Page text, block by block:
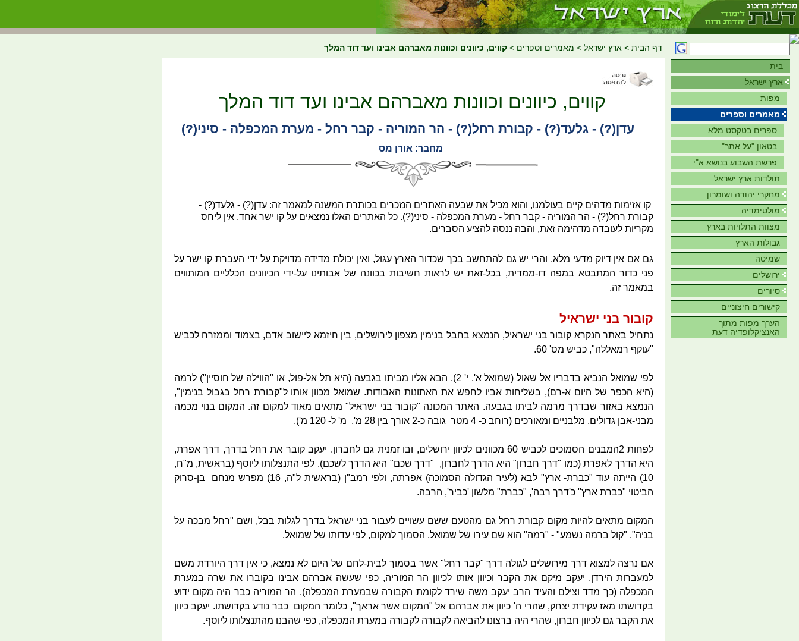
בית
ארץ ישראל
מפות
מאמרים וספרים
ספרים בטקסט מלא
בטאון "על אתר"
פרשת השבוע בנושא א"י
תולדות ארץ ישראל
מחקרי יהודה ושומרון
מולטימדיה
מצוות התלויות בארץ
גבולות הארץ
שמיטה
ירושלים
סיורים
קישורים חיצוניים
הערך מפות מתוך
האנציקלופדיה דעת
דף הבית > ארץ ישראל > מאמרים וספרים > קווים, כיוונים וכוונות מאברהם אבינו ועד דוד המלך
קווים, כיוונים וכוונות מאברהם אבינו ועד דוד המלך
עדן(?) - גלעד(?) - קבורת רחל(?) - הר המוריה - קבר רחל - מערת המכפלה - סיני(?)
מחבר: אורן מס
קו אזימות מדהים קיים בעולמנו, והוא מכיל את שבעה האתרים הנזכרים בכותרת המשנה למאמר זה: עדן(?) - גלעד(?) -
קבורת רחל(?) - הר המוריה - קבר רחל - מערת המכפלה - סיני(?). כל האתרים האלו נמצאים על קו ישר אחד. אין ליחס
מקריות לעובדה מדהימה זאת, והבה ננסה להציע הסברים.
גם אם אין דיוק מדעי מלא, והרי יש גם להתחשב בכך שכדור הארץ עגול, ואין יכולת מדידה מדויקת על ידי העברת קו ישר על
פני כדור המתבטא במפה דו-ממדית, בכל-זאת יש לראות חשיבות בכוונה של אבותינו על-ידי הכיוונים הכלליים המותווים
במאמר זה.
קובור בני ישראיל
נתחיל באתר הנקרא קובור בני ישראיל, הנמצא בחבל בנימין מצפון לירושלים, בין חיזמא ליישוב אדם, בצמוד וממזרח לכביש
"עוקף רמאללה", כביש מס' 60.
לפי שמואל הנביא בדבריו אל שאול (שמואל א', י' 2), הבא אליו מביתו בגבעה (היא תל אל-פול, או "הווילה של חוסיין") לרמה
(היא הכפר של היום א-רם), בשליחות אביו לחפש את האתונות האבודות. שמואל מכוון אותו ל"קבורת רחל בגבול בנימין",
הנמצא באזור שבדרך מרמה לביתו בגבעה. האתר המכונה "קובור בני ישראיל" מתאים מאוד למקום זה. המקום בנוי מכמה
מבני-אבן גדולים, מלבניים ומאורכים (רוחב כ- 4
מטר גובה כ-2 אורך בין 28 מ', מ' ל- 120 מ').
לפחות 2המבנים הסמוכים לכביש 60 מכוונים לכיוון ירושלים, ובו זמנית גם לחברון. יעקב קובר את רחל בדרך, דרך אפרת,
היא הדרך לאפרת (כמו "דרך חברון" היא הדרך לחברון, "דרך שכם" היא הדרך לשכם). לפי התנצלותו ליוסף (בראשית, מ"ח,
10) הייתה עוד "כברת- ארץ" לבא (לעיר הגדולה הסמוכה) אפרתה, ולפי רמב"ן (בראשית ל"ה, 16) מפרש מנחם בן-סרוק
הביטוי "כברת ארץ" כ'דרך רבה', "כברת" מלשון 'כביר', הרבה.
המקום מתאים להיות מקום קבורת רחל גם מהטעם ששם עשויים לעבור בני ישראל בדרך לגלות בבל, ושם "רחל מבכה על
בניה". "קול ברמה נשמע" - "רמה" הוא שם עירו של שמואל, הסמוך למקום, לפי עדותו של שמואל.
אם נרצה למצוא דרך מירושלים לגולה דרך "קבר רחל" אשר בסמוך לבית-לחם של היום לא נמצא, כי אין דרך היורדת משם
למעברות הירדן. יעקב מיקם את הקבר וכיוון אותו לכיוון הר המוריה, כפי שעשה אברהם אבינו בקוברו את שרה במערת
המכפלה (כך מדד וצילם והעיד הרב יעקב משה שירד לקומת הקבורה שבמערת המכפלה). הר המוריה כבר היה מקום ידוע
בקדושתו מאז עקידת יצחק, שהרי ה' כיוון את אברהם אל "המקום אשר אראך", כלומר המקום כבר נודע בקדושתו. יעקב כיוון
את הקבר גם לכיוון חברון, שהרי היה ברצונו להביאה לקבורה לקבורה במערת המכפלה, כפי שהבנו מהתנצלותו ליוסף.